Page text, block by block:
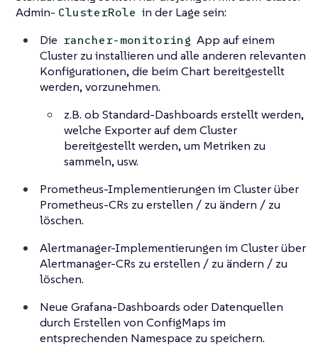
Admin- ClusterRole in der Lage sein:
Die rancher-monitoring App auf einem
Cluster zu installieren und alle anderen relevanten
Konfigurationen, die beim Chart bereitgestellt
werden, vorzunehmen.
z.B. ob Standard-Dashboards erstellt werden,
welche Exporter auf dem Cluster
bereitgestellt werden, um Metriken zu
sammeln, usw.
Prometheus-Implementierungen im Cluster über
Prometheus-CRs zu erstellen / zu ändern / zu
löschen.
Alertmanager-Implementierungen im Cluster über
Alertmanager-CRs zu erstellen / zu ändern / zu
löschen.
Neue Grafana-Dashboards oder Datenquellen
durch Erstellen von ConfigMaps im
entsprechenden Namespace zu speichern.